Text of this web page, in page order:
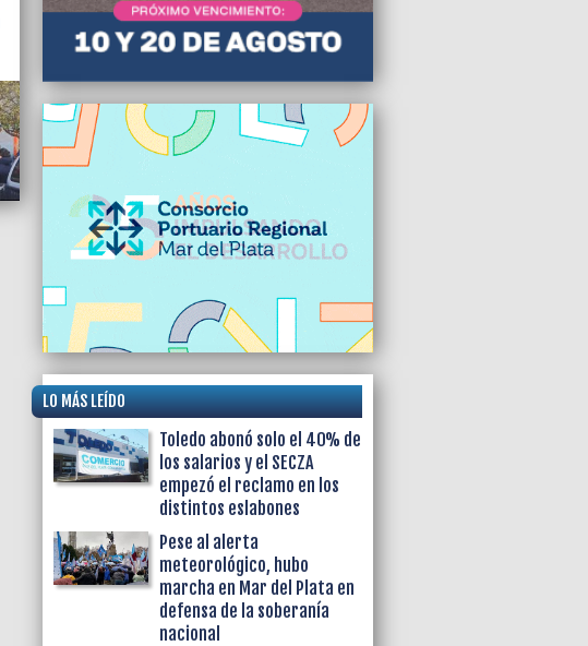
LO MÁS LEÍDO
Toledo abonó solo el 40% de
los salarios y el SECZA
empezó el reclamo en los
distintos eslabones
Pese al alerta
meteorológico, hubo
marcha en Mar del Plata en
defensa de la soberanía
nacional